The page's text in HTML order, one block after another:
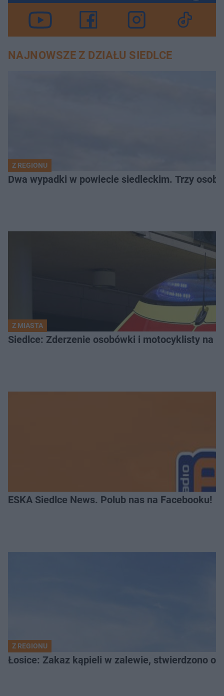
NAJNOWSZE Z DZIAŁU SIEDLCE
Z REGIONU
Dwa wypadki w powiecie siedleckim. Trzy
Z MIASTA
Siedlce: Zderzenie osobówki i motocyklisty na
ESKA Siedlce News. Polub nas na Facebooku!
Z REGIONU
Łosice: Zakaz kąpieli w zalewie, stwierdzono